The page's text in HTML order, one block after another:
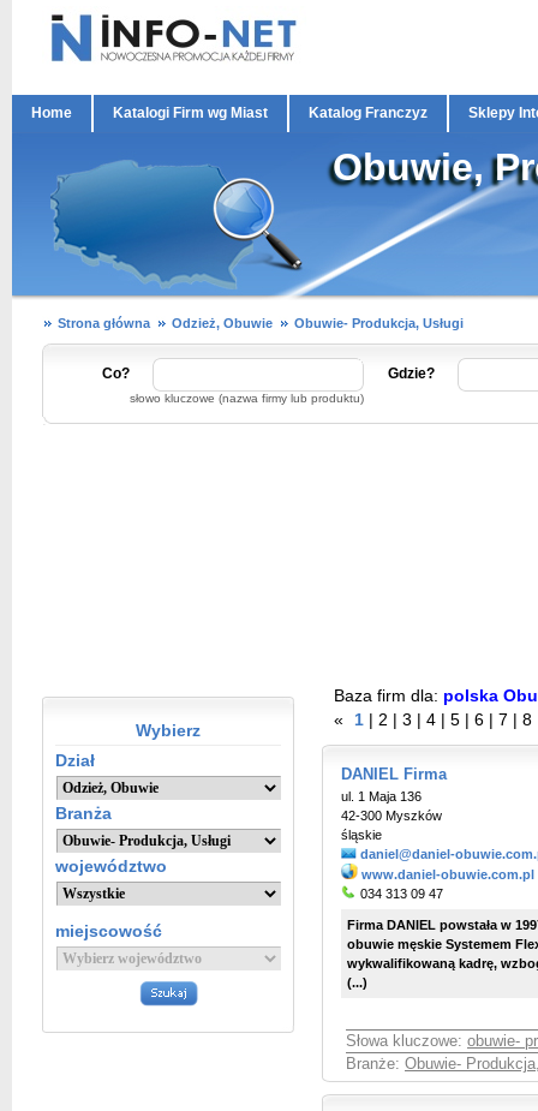
Home Katalogi Firm wg Miast Katalog Franczyz Sklepy
Obuwie,
Strona główna Odzież, Obuwie Obuwie- Produkcja, Usługi
Co?
słowo kluczowe (nazwa firmy lub produktu)
Gdzie?
Wybierz
Dział
Branża
województwo
miejscowość
Baza firm dla: polska
«
1 2 3 4 5 6 7 8
DANIEL Firma
ul. 1 Maja 136
42-300 Myszków
śląskie
daniel@daniel-
www.daniel-obuwie.com.pl
034 313 09 47
Firma DANIEL powstała w
obuwie męskie Systemem
wykwalifikowaną kadrę,
(...)
Słowa kluczowe: obuwie-
Branże: Obuwie-